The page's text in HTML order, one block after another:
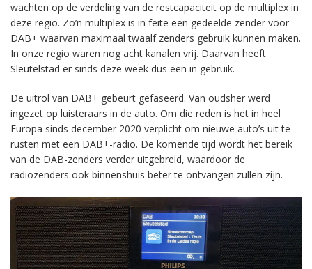
wachten op de verdeling van de restcapaciteit op de multiplex in
deze regio. Zo’n multiplex is in feite een gedeelde zender voor
DAB+ waarvan maximaal twaalf zenders gebruik kunnen maken.
In onze regio waren nog acht kanalen vrij. Daarvan heeft
Sleutelstad er sinds deze week dus een in gebruik.
De uitrol van DAB+ gebeurt gefaseerd. Van oudsher werd
ingezet op luisteraars in de auto. Om die reden is het in heel
Europa sinds december 2020 verplicht om nieuwe auto’s uit te
rusten met een DAB+-radio. De komende tijd wordt het bereik
van de DAB-zenders verder uitgebreid, waardoor de
radiozenders ook binnenshuis beter te ontvangen zullen zijn.